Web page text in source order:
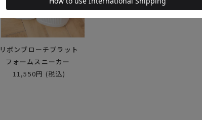
リボンブローチプラット
フォームスニーカー
11,550円 (税込)